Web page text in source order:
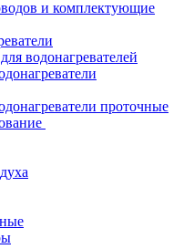
и комплектующие
водонагревателей
проточные